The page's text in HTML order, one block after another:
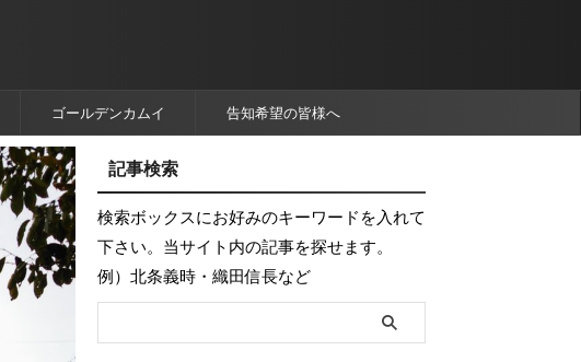
ゴールデンカムイ 告知希望の皆様へ
記事検索
検索ボックスにお好みのキーワードを入れて
下さい。当サイト内の記事を探せます。
例）北条義時・織田信長など